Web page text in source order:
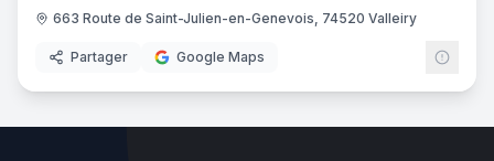
663 Route de Saint-Julien-en-Genevois, 74520 Valleiry
Partager Google Maps